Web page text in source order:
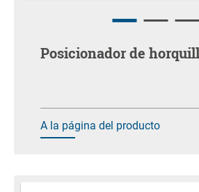
Posicionador de
A la página del producto